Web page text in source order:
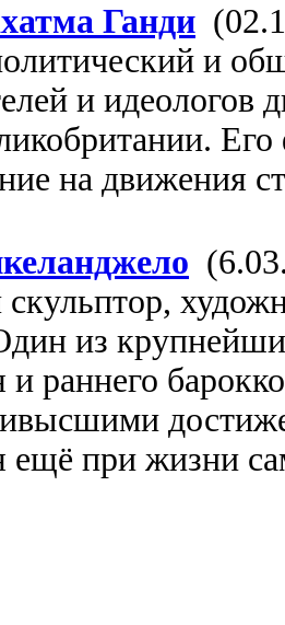
Ганди
и
и идеологов
на движения
из
раннего
ещё при жизни